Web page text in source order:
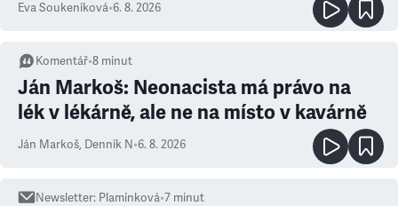
Eva Soukeníková•6. 8. 2026
Komentář•8 minut
Ján Markoš: Neonacista má právo na
lék v lékárně, ale ne na místo v kavárně
Ján Markoš, Denník N•6. 8. 2026
Newsletter: Plamínková•7 minut